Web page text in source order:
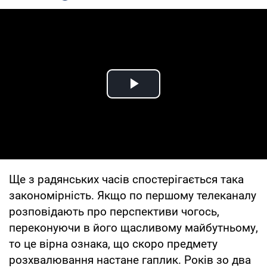
Play Video
Ще з радянських часів спостерігається така
закономірність. Якщо по першому телеканалу
розповідають про перспективи чогось,
переконуючи в його щасливому майбутньому,
то це вірна ознака, що скоро предмету
розхвалювання настане гаплик. Років зо два